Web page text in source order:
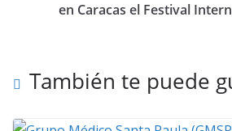
en Caracas el Festival
También te puede